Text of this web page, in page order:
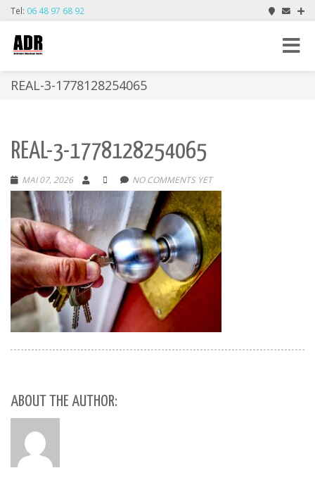
Tel: 06 48 97 68 92
Toggle
REAL-3-1778128254065
REAL-3-1778128254065
MAI 07, 2026 NO COMMENTS YET
ABOUT THE AUTHOR: